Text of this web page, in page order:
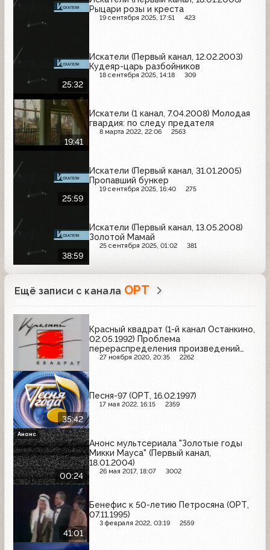
Рыцари розы и креста
19 сентября 2025, 17:51 423
25:32
Искатели (Первый канал, 12.02.2003)
Кудеяр-царь разбойников
18 сентября 2025, 14:18 309
19:41
Искатели (1 канал, 7.04.2008) Молодая
гвардия: по следу предателя
8 марта 2022, 22:06 2563
25:59
Искатели (Первый канал, 31.01.2005)
Пропавший бункер
19 сентября 2025, 16:40 275
38:59
Искатели (Первый канал, 13.05.2008)
Золотой Мамай
25 сентября 2025, 01:02 381
Ещё записи с канала ОРТ
Красный квадрат (1-й канал Останкино,
02.05.1992) Проблема
перераспределения произведений
искусств в музеях
27 ноября 2020, 20:35 2262
35:42
Песня-97 (ОРТ, 16.02.1997)
17 мая 2022, 16:15 2359
00:24
Анонс мультсериала "Золотые годы
Микки Мауса" (Первый канал,
18.01.2004)
26 мая 2017, 18:07 3002
Анонс
41:01
Бенефис к 50-летию Петросяна (ОРТ,
07.11.1995)
3 февраля 2022, 03:19 2559